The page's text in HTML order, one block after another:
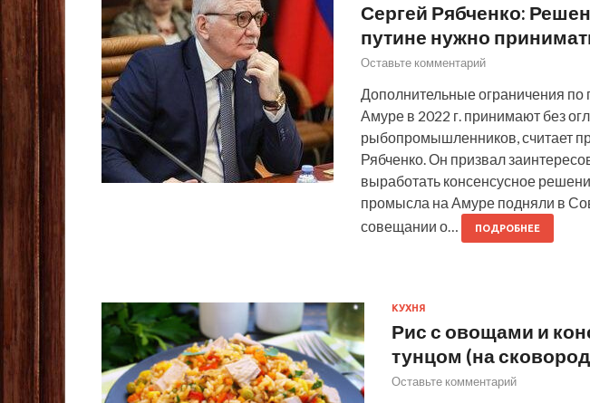
Сергей Рябченко:
путине нужно
Оставьте комментарий
Дополнительные ограничения по
Амуре в 2022 г. принимают без
рыбопромышленников, считает
Рябченко. Он призвал
выработать консенсусное
промысла на Амуре подняли в
совещании о…
ПОДРОБНЕЕ
КУХНЯ
Рис с овощами и
тунцом (на
Оставьте комментарий